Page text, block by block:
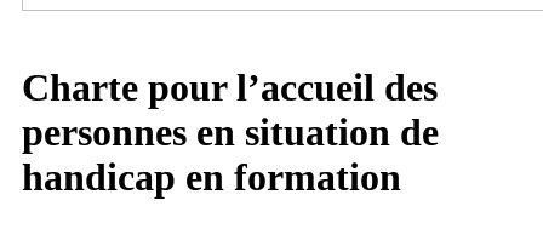
Charte pour l’accueil des
personnes en situation de
handicap en formation